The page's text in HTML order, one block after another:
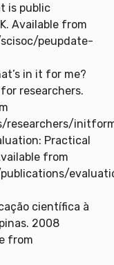
is public
Available from
peupdate-
in it for me?
researchers.
researchers/
Practical
from
científica à
2008
from